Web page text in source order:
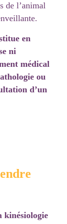
de l’animal
en
ni
médical
ou
d’un
kinésiologie